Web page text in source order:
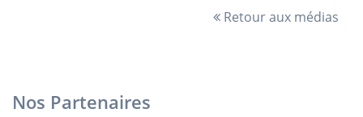
Retour aux médias
Nos Partenaires